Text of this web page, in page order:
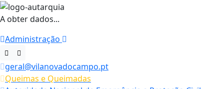
A obter dados...
Administração
geral@vilanovadocampo.pt
Queimas e Queimadas